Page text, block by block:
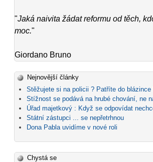
"Jaká naivita žádat reformu od těch,
moc."
Giordano Bruno
Nejnovější články
Stěžujete si na policii ? Patříte do blázince
Stížnost se podává na hrubé chování, ne
Úřad majetkový : Když se odpovídat
Státní zástupci ... se nepřetrhnou
Dona Pabla uvidíme v nové roli
Chystá se